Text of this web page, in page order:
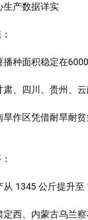
生产数据详实
播种面积稳定在
肃、四川、贵州、
旱作区凭借耐旱耐
1345 公斤提升至
定西、内蒙古乌兰